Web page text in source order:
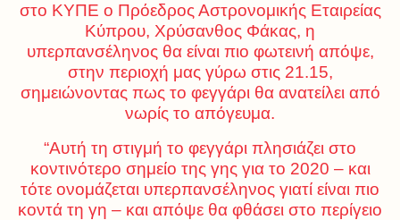
στο ΚΥΠΕ ο Πρόεδρος Αστρονομικής Εταιρείας
Κύπρου, Χρύσανθος Φάκας, η
υπερπανσέληνος θα είναι πιο φωτεινή απόψε,
στην περιοχή μας γύρω στις 21.15,
σημειώνοντας πως το φεγγάρι θα ανατείλει από
νωρίς το απόγευμα.
“Αυτή τη στιγμή το φεγγάρι πλησιάζει στο
κοντινότερο σημείο της γης για το 2020 – και
τότε ονομάζεται υπερπανσέληνος γιατί είναι πιο
κοντά τη γη – και απόψε θα φθάσει στο περίγειο